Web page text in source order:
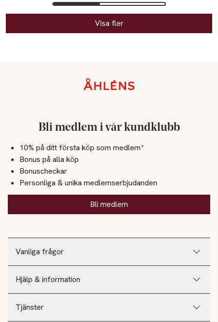
Visa fler
Vanliga frågor
Hjälp & information
Tjänster
Bli medlem i vår kundklubb
10% på ditt första köp som medlem*
Bonus på alla köp
Bonuscheckar
Personliga & unika medlemserbjudanden
Bli medlem